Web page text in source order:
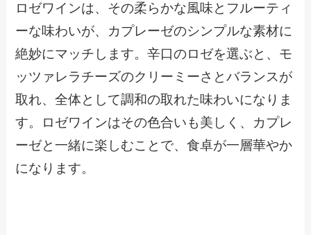
ロゼワインは、その柔らかな風味とフルーティ
ーな味わいが、カプレーゼのシンプルな素材に
絶妙にマッチします。辛口のロゼを選ぶと、モ
ッツァレラチーズのクリーミーさとバランスが
取れ、全体として調和の取れた味わいになりま
す。ロゼワインはその色合いも美しく、カプレ
ーゼと一緒に楽しむことで、食卓が一層華やか
になります。